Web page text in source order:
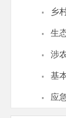
· 乡
· 生
· 涉
· 基
· 应